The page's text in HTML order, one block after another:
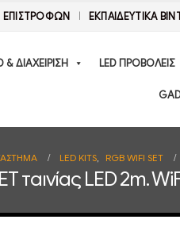
ΕΠΙΣΤΡΟΦΏΝ ΕΚΠΑΙΔΕΥΤΙΚΑ
& ΔΙΑΧΕΙΡΙΣΗ LED ΠΡΟΒΟΛΕΙΣ
LED KITS, RGB WIFI SET
ταινίας LED 2m.